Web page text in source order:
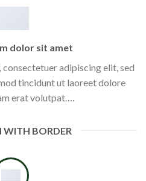
dolor sit amet
adipiscing elit, sed
tincidunt ut laoreet dolore
erat volutpat….
WITH BORDER